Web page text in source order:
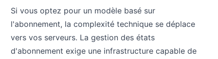
Si vous optez pour un modèle basé sur
l'abonnement, la complexité technique se déplace
vers vos serveurs. La gestion des états
d'abonnement exige une infrastructure capable de